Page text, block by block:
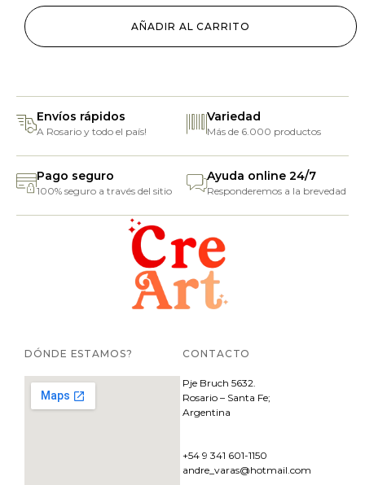
AÑADIR AL CARRITO
Envíos rápidos
A Rosario y todo el país!
Variedad
Más de 6.000 productos
Pago seguro
100% seguro a través del sitio
Ayuda online 24/7
Responderemos a la brevedad
DÓNDE ESTAMOS? CONTACTO
Pje Bruch 5632.
Rosario – Santa Fe;
Argentina
+54 9 341 601-1150
andre_varas@hotmail.com